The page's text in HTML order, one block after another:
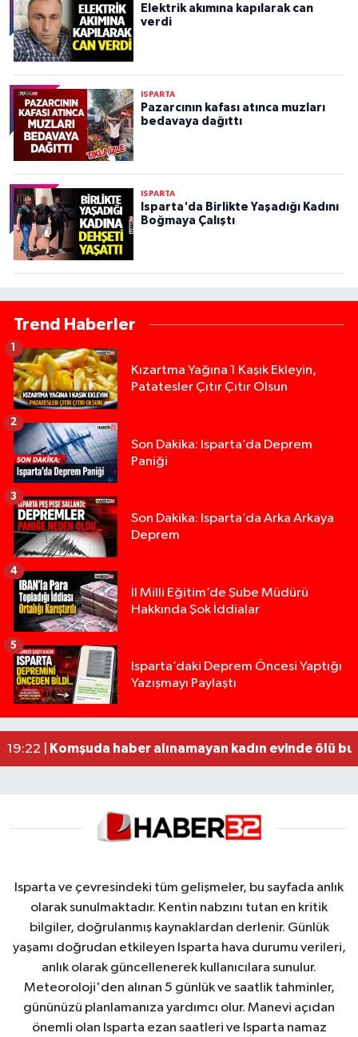
Elektrik akımına kapılarak can
verdi
ISPARTA
Pazarcının kafası atınca muzları
bedavaya dağıttı
ISPARTA
Isparta'da Birlikte Yaşadığı Kadını
Boğmaya Çalıştı
Trend Haberler
Kızartma Yağına 1 Kaşık Ekleyin,
Patatesler Çıtır Çıtır Olsun
1
Son Dakika: Isparta’da Deprem
Paniği
2
Son Dakika: Isparta’da Arka Arkaya
Deprem
3
İl Milli Eğitim’de Şube Müdürü
Hakkında Şok İddialar
4
Isparta’daki Deprem Öncesi Yaptığı
Yazışmayı Paylaştı
5
13:00 |Yığılca'da kardeşler arasındaki silahlı kavgada
12:48 |Tur teknesi çalışanlarının birbirine girdiği kavga
02:26 |MOTOSİKLETLE ÇARPIŞAN OTOMOBİL GÜL
19:22 |
Komşuda haber alınamayan kadın evinde ölü
Isparta ve çevresindeki tüm gelişmeler, bu sayfada anlık
olarak sunulmaktadır. Kentin nabzını tutan en kritik
bilgiler, doğrulanmış kaynaklardan derlenir. Günlük
yaşamı doğrudan etkileyen Isparta hava durumu verileri,
anlık olarak güncellenerek kullanıcılara sunulur.
Meteoroloji'den alınan 5 günlük ve saatlik tahminler,
gününüzü planlamanıza yardımcı olur. Manevi açıdan
önemli olan Isparta ezan saatleri ve Isparta namaz